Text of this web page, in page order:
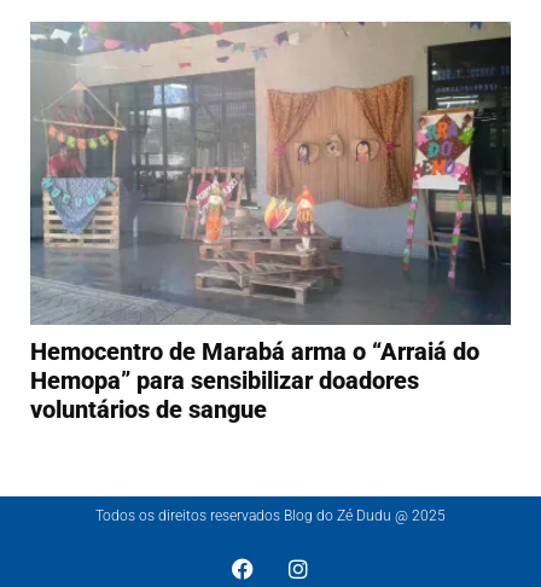
Hemocentro de Marabá arma o “Arraiá do
Hemopa” para sensibilizar doadores
voluntários de sangue
Todos os direitos reservados Blog do Zé Dudu @ 2025